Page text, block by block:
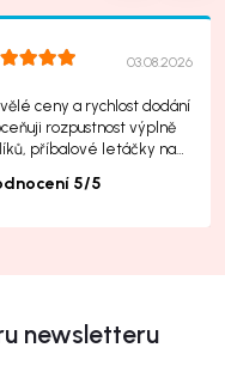
03.08.2026
ceny a rychlost dodání
rozpustnost výplně
příbalové letáčky na
5/5
newsletteru